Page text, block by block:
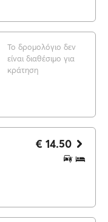
Το δρομολόγιο δεν
είναι διαθέσιμο για
κράτηση
€ 14.50